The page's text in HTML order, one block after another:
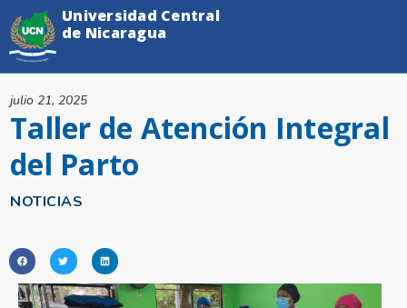
NOTICIAS
Taller de Atención Integral
del Parto
julio 21, 2025
Universidad Central
de Nicaragua